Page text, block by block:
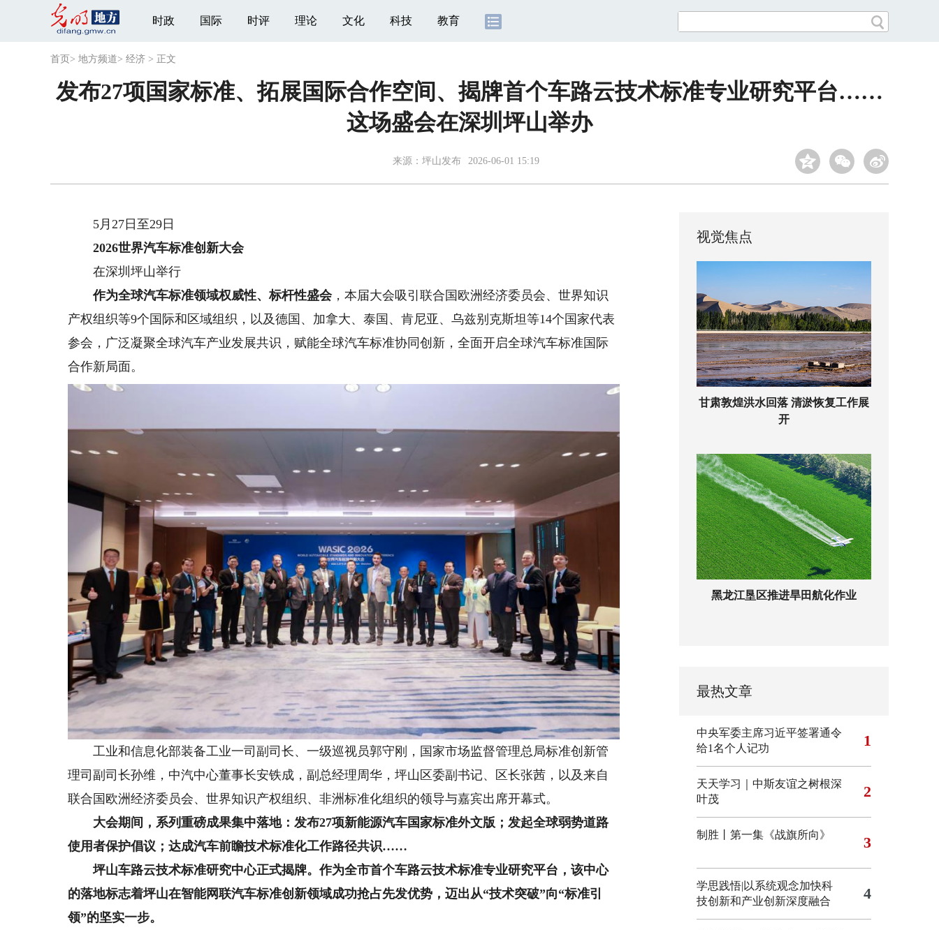
时政 国际 时评 理论 文化 科技 教育
首页 > 地方频道> 经济 > 正文
发布27项国家标准、拓展国际合作空间、揭牌首个车路云技术标准专业研究平台……
这场盛会在深圳坪山举办
来源： 坪山发布 2026-06-01 15:19
5月27日至29日
2026世界汽车标准创新大会
在深圳坪山举行
作为全球汽车标准领域权威性、标杆性盛会，本届大会吸引联合国欧洲经济委员会、世界知识
产权组织等9个国际和区域组织，以及德国、加拿大、泰国、肯尼亚、乌兹别克斯坦等14个国家代表
参会，广泛凝聚全球汽车产业发展共识，赋能全球汽车标准协同创新，全面开启全球汽车标准国际
合作新局面。
工业和信息化部装备工业一司副司长、一级巡视员郭守刚，国家市场监督管理总局标准创新管
理司副司长孙维，中汽中心董事长安铁成，副总经理周华，坪山区委副书记、区长张茜，以及来自
联合国欧洲经济委员会、世界知识产权组织、非洲标准化组织的领导与嘉宾出席开幕式。
大会期间， 系列重磅成果集中落地：发布27项新能源汽车国家标准外文版；发起全球弱势道路
使用者保护倡议；达成汽车前瞻技术标准化工作路径共识……
坪山车路云技术标准研究中心正式揭牌。作为全市首个车路云技术标准专业研究平台，该中心
的落地标志着坪山在智能网联汽车标准创新领域成功抢占先发优势，迈出从“技术突破”向“标准引
领”的坚实一步。
视觉焦点
甘肃敦煌洪水回落 清淤恢复工作展
开
黑龙江垦区推进旱田航化作业
最热文章
中央军委主席习近平签署通令
给1名个人记功
1
天天学习｜中斯友谊之树根深
叶茂
2
制胜丨第一集《战旗所向》 3
学思践悟|以系统观念加快科
技创新和产业创新深度融合
4